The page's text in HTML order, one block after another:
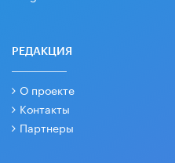
РЕДАКЦИЯ
О проекте
Контакты
Партнеры